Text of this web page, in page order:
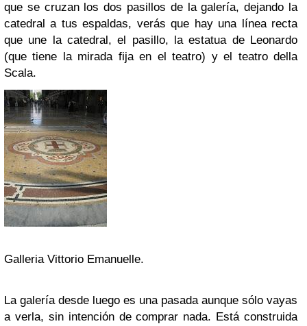
que se cruzan los dos pasillos de la galería, dejando la
catedral a tus espaldas, verás que hay una línea recta
que une la catedral, el pasillo, la estatua de Leonardo
(que tiene la mirada fija en el teatro) y el teatro della
Scala.
Galleria Vittorio Emanuelle.
La galería desde luego es una pasada aunque sólo vayas
a verla, sin intención de comprar nada. Está construida